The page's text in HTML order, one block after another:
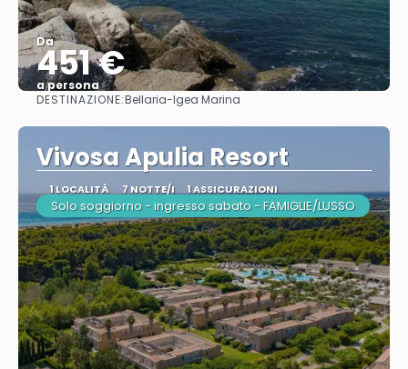
Da
451 €
a persona
Vedere
DESTINAZIONE:Bellaria-Igea Marina
Vivosa Apulia Resort
1 LOCALITÀ 7 NOTTE/I 1 ASSICURAZIONI
Solo soggiorno - ingresso sabato - FAMIGLIE/LUSSO